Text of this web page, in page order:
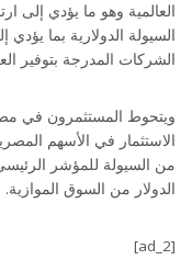
العالمية وهو ما يؤدي إلى
السيولة الدولارية بما
الشركات المدرجة بتوفير
ويتحوط المستثمرون في
الاستثمار في الأسهم
من السيولة للمؤشر
الدولار من السوق الموازية.
[ad_2]